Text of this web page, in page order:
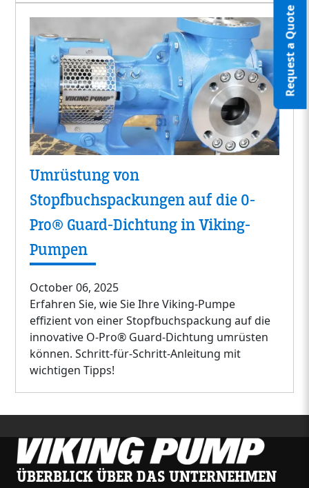
Request a Quote
Umrüstung von
Stopfbuchspackungen auf die O-
Pro® Guard-Dichtung in Viking-
Pumpen
October 06, 2025
Erfahren Sie, wie Sie Ihre Viking-Pumpe
effizient von einer Stopfbuchspackung auf die
innovative O-Pro® Guard-Dichtung umrüsten
können. Schritt-für-Schritt-Anleitung mit
wichtigen Tipps!
ÜBERBLICK ÜBER DAS UNTERNEHMEN